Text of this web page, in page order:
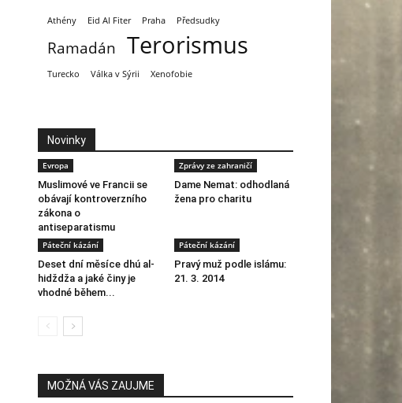
Athény Eid Al Fiter Praha Předsudky
Ramadán Terorismus
Turecko Válka v Sýrii Xenofobie
Novinky
Evropa
Muslimové ve Francii se
obávají kontroverzního
zákona o
antiseparatismu
Zprávy ze zahraničí
Dame Nemat: odhodlaná
žena pro charitu
Páteční kázání
Deset dní měsíce dhú al-
hidždža a jaké činy je
vhodné během...
Páteční kázání
Pravý muž podle islámu:
21. 3. 2014
MOŽNÁ VÁS ZAUJME